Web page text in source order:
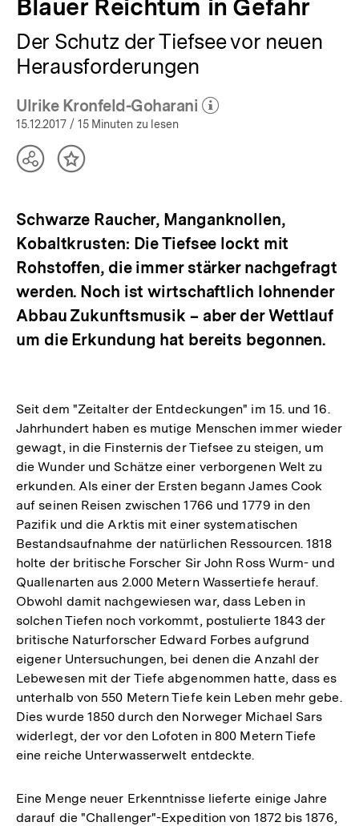
Blauer Reichtum in Gefahr
Der Schutz der Tiefsee vor neuen
Herausforderungen
Ulrike Kronfeld-Goharani
(Mehr zum Autor)
15.12.2017 / 15 Minuten zu lesen
TeilenInhalt
Schwarze Raucher, Manganknollen,
Kobaltkrusten: Die Tiefsee lockt mit
Rohstoffen, die immer stärker nachgefragt
werden. Noch ist wirtschaftlich lohnender
Abbau Zukunftsmusik – aber der Wettlauf
um die Erkundung hat bereits begonnen.
Seit dem "Zeitalter der Entdeckungen" im 15. und 16.
Jahrhundert haben es mutige Menschen immer wieder
gewagt, in die Finsternis der Tiefsee zu steigen, um
die Wunder und Schätze einer verborgenen Welt zu
erkunden. Als einer der Ersten begann James Cook
auf seinen Reisen zwischen 1766 und 1779 in den
Pazifik und die Arktis mit einer systematischen
Bestandsaufnahme der natürlichen Ressourcen. 1818
holte der britische Forscher Sir John Ross Wurm- und
Quallenarten aus 2.000 Metern Wassertiefe herauf.
Obwohl damit nachgewiesen war, dass Leben in
solchen Tiefen noch vorkommt, postulierte 1843 der
britische Naturforscher Edward Forbes aufgrund
eigener Untersuchungen, bei denen die Anzahl der
Lebewesen mit der Tiefe abgenommen hatte, dass es
unterhalb von 550 Metern Tiefe kein Leben mehr gebe.
Dies wurde 1850 durch den Norweger Michael Sars
widerlegt, der vor den Lofoten in 800 Metern Tiefe
eine reiche Unterwasserwelt entdeckte.
Eine Menge neuer Erkenntnisse lieferte einige Jahre
darauf die "Challenger"-Expedition von 1872 bis 1876,